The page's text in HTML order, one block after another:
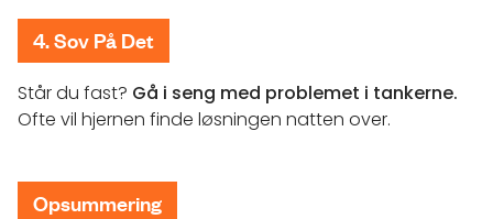
4. Sov På Det
Står du fast? Gå i seng med problemet i tankerne.
Ofte vil hjernen finde løsningen natten over.
Opsummering